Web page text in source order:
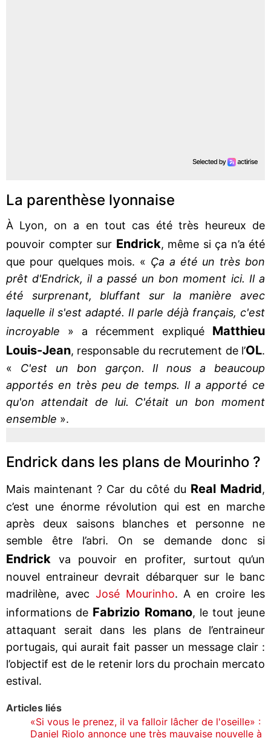
La parenthèse lyonnaise
À Lyon, on a en tout cas été très heureux de
pouvoir compter sur Endrick, même si ça n’a été
que pour quelques mois. « Ça a été un très bon
prêt d'Endrick, il a passé un bon moment ici. Il a
été surprenant, bluffant sur la manière avec
laquelle il s'est adapté. Il parle déjà français, c'est
incroyable » a récemment expliqué Matthieu
Louis-Jean, responsable du recrutement de l’OL.
« C'est un bon garçon. Il nous a beaucoup
apportés en très peu de temps. Il a apporté ce
qu'on attendait de lui. C'était un bon moment
ensemble ».
Endrick dans les plans de Mourinho ?
Mais maintenant ? Car du côté du Real Madrid,
c’est une énorme révolution qui est en marche
après deux saisons blanches et personne ne
semble être l’abri. On se demande donc si
Endrick va pouvoir en profiter, surtout qu’un
nouvel entraineur devrait débarquer sur le banc
madrilène, avec José Mourinho. A en croire les
informations de Fabrizio Romano, le tout jeune
attaquant serait dans les plans de l’entraineur
portugais, qui aurait fait passer un message clair :
l’objectif est de le retenir lors du prochain mercato
estival.
Articles liés
«Si vous le prenez, il va falloir lâcher de l'oseille» :
Daniel Riolo annonce une très mauvaise nouvelle à